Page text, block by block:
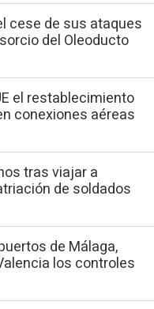
cese de sus ataques
del Oleoducto
el restablecimiento
conexiones aéreas
tras viajar a
de soldados
de Málaga,
los controles